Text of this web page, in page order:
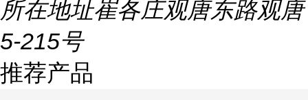
所在地址崔各庄观唐东路观唐
5-215号
推荐产品